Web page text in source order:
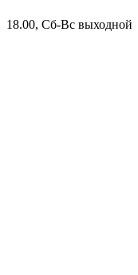
18.00, Сб-Вс выходной